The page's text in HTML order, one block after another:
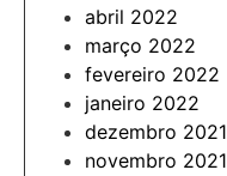
abril 2022
março 2022
fevereiro 2022
janeiro 2022
dezembro 2021
novembro 2021